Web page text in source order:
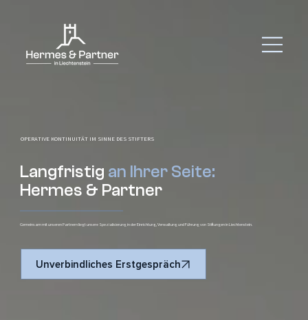
OPERATIVE KONTINUITÄT IM SINNE DES STIFTERS
Unverbindliches Erstgespräch
Langfristig an Ihrer Seite:
Hermes & Partner
Gemeinsam mit unseren Partnern liegt unsere Spezialisierung in der Einrichtung, Verwaltung und Führung von Stiftungen in Liechtenstein.